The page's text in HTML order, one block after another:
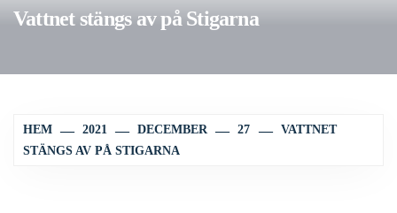
Vattnet stängs av på Stigarna
HEM 2021 DECEMBER 27
VATTNET
STÄNGS AV PÅ STIGARNA